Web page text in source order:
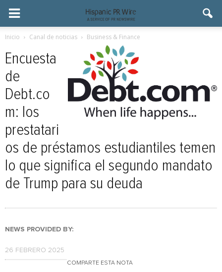
Inicio Canal de noticias Business & Finance
Encuesta
de
Debt.co
m: los
prestatari
os de préstamos estudiantiles temen
lo que significa el segundo mandato
de Trump para su deuda
NEWS PROVIDED BY:
26 FEBRERO 2025
COMPARTE ESTA NOTA